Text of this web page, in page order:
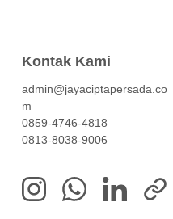
admin@jayaciptapersada.co
m
0859-4746-4818
0813-8038-9006
Kontak Kami